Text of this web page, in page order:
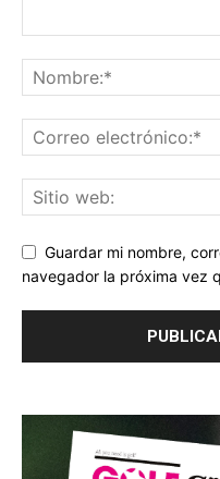
Guardar mi nombre,
navegador la próxima vez